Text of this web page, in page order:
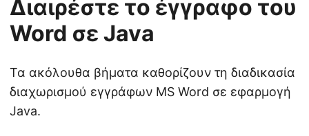
Διαιρέστε το έγγραφο του
Word σε Java
Τα ακόλουθα βήματα καθορίζουν τη διαδικασία
διαχωρισμού εγγράφων MS Word σε εφαρμογή
Java.